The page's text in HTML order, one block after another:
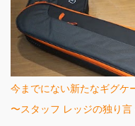
今までにない新たなギグケ
〜スタッフ レッジの独り言